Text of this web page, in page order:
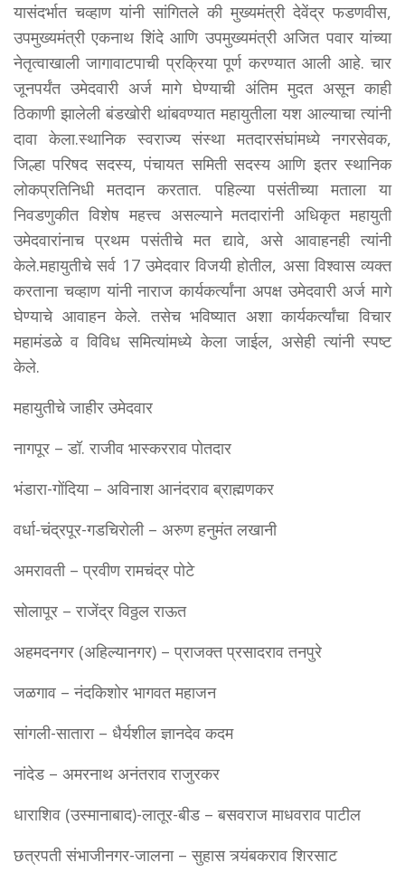
यासंदर्भात चव्हाण यांनी सांगितले की मुख्यमंत्री देवेंद्र फडणवीस,
उपमुख्यमंत्री एकनाथ शिंदे आणि उपमुख्यमंत्री अजित पवार यांच्या
नेतृत्वाखाली जागावाटपाची प्रक्रिया पूर्ण करण्यात आली आहे. चार
जूनपर्यंत उमेदवारी अर्ज मागे घेण्याची अंतिम मुदत असून काही
ठिकाणी झालेली बंडखोरी थांबवण्यात महायुतीला यश आल्याचा त्यांनी
दावा केला.स्थानिक स्वराज्य संस्था मतदारसंघांमध्ये नगरसेवक,
जिल्हा परिषद सदस्य, पंचायत समिती सदस्य आणि इतर स्थानिक
लोकप्रतिनिधी मतदान करतात. पहिल्या पसंतीच्या मताला या
निवडणुकीत विशेष महत्त्व असल्याने मतदारांनी अधिकृत महायुती
उमेदवारांनाच प्रथम पसंतीचे मत द्यावे, असे आवाहनही त्यांनी
केले.महायुतीचे सर्व 17 उमेदवार विजयी होतील, असा विश्वास व्यक्त
करताना चव्हाण यांनी नाराज कार्यकर्त्यांना अपक्ष उमेदवारी अर्ज मागे
घेण्याचे आवाहन केले. तसेच भविष्यात अशा कार्यकर्त्यांचा विचार
महामंडळे व विविध समित्यांमध्ये केला जाईल, असेही त्यांनी स्पष्ट
केले.
महायुतीचे जाहीर उमेदवार
नागपूर – डॉ. राजीव भास्करराव पोतदार
भंडारा-गोंदिया – अविनाश आनंदराव ब्राह्मणकर
वर्धा-चंद्रपूर-गडचिरोली – अरुण हनुमंत लखानी
अमरावती – प्रवीण रामचंद्र पोटे
सोलापूर – राजेंद्र विठ्ठल राऊत
अहमदनगर (अहिल्यानगर) – प्राजक्त प्रसादराव तनपुरे
जळगाव – नंदकिशोर भागवत महाजन
सांगली-सातारा – धैर्यशील ज्ञानदेव कदम
नांदेड – अमरनाथ अनंतराव राजुरकर
धाराशिव (उस्मानाबाद)-लातूर-बीड – बसवराज माधवराव पाटील
छत्रपती संभाजीनगर-जालना – सुहास त्र्यंबकराव शिरसाट